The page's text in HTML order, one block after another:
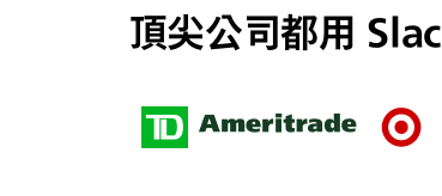
頂尖公司都用